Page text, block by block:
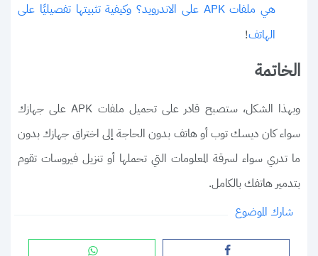
هي ملفات APK على الاندرويد؟ وكيفية تثبيتها تفصيليًا على
الهاتف!
الخاتمة
وبهذا الشكل، ستصبح قادر على تحميل ملفات APK على جهازك
سواء كان ديسك توب أو هاتف بدون الحاجة إلى اختراق جهازك بدون
ما تدري سواء لسرقة المعلومات التي تحملها أو تنزيل فيروسات تقوم
بتدمير هاتفك بالكامل.
شارك الموضوع